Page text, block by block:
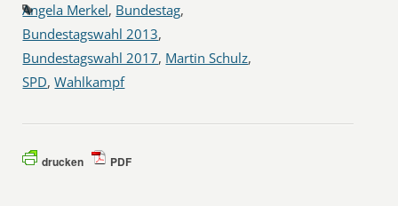
Angela Merkel, Bundestag,
Bundestagswahl 2013,
Bundestagswahl 2017, Martin Schulz,
SPD,Wahlkampf
drucken PDF